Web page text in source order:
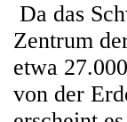
Da das
Zentrum
etwa
von der